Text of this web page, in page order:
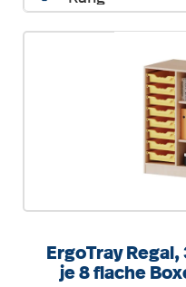
ErgoTray
je 8 flache